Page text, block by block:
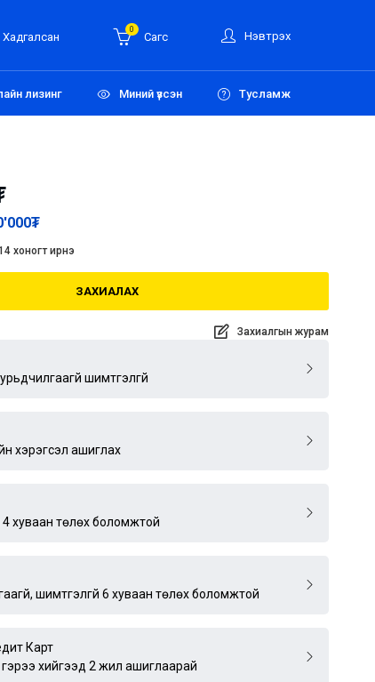
Хадгалсан
0
Сагс Нэвтрэх
лизинг Миний үзсэн Тусламж
₮
хоногт ирнэ
ЗАХИАЛАХ
Захиалгын журам
шимтгэлгүй
хэрэгсэл ашиглах
хуваан төлөх боломжтой
шимтгэлгүй 6 хуваан төлөх боломжтой
Карт
гэрээ хийгээд 2 жил ашиглаарай